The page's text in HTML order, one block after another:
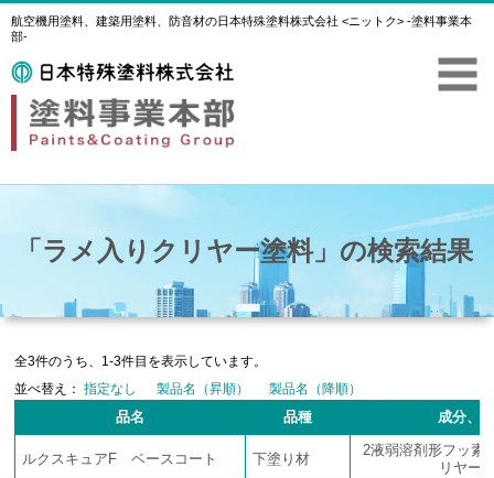
航空機用塗料、建築用塗料、防音材の日本特殊塗料株式会社 <ニットク> -塗料事業本
部-
「ラメ入りクリヤー塗料」の検索結果
全3件のうち、1-3件目を表示しています。
並べ替え：
指定なし 製品名（昇順） 製品名（降順）
品名 品種 成分、
ルクスキュアF ベースコート 下塗り材
2液弱溶剤形フッ素
リヤー